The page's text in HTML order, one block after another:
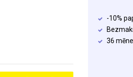
-10%
36